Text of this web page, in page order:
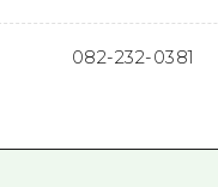
082-232-0381